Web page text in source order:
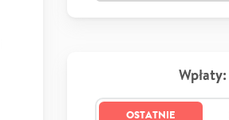
Wpłaty:
OSTATNIE